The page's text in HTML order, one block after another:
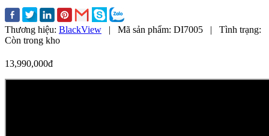
Thương hiệu: BlackView | Mã sản phẩm: DI7005 |
Tình trạng:
Còn trong kho
13,990,000đ